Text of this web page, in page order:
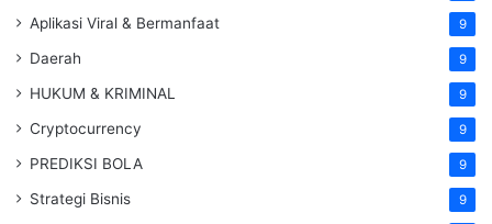
Aplikasi Viral & Bermanfaat 9
Daerah 9
HUKUM & KRIMINAL 9
Cryptocurrency 9
PREDIKSI BOLA 9
Strategi Bisnis 9